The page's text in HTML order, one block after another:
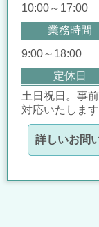
10:00～17:00
業務時間
9:00～18:00
定休日
土日祝日。事
対応いたします
詳しいお問